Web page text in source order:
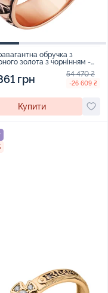
обручка з
золота з чорнінням -
грн 54 470 ₴
-26 609 ₴
Купити